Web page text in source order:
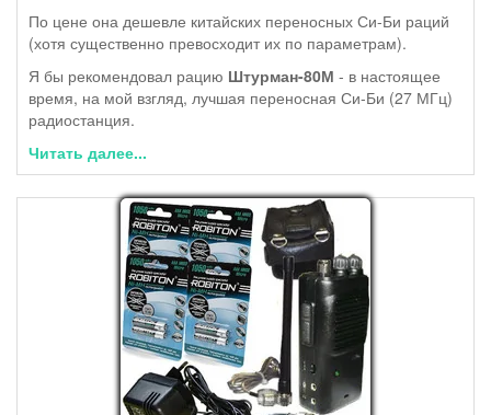
По цене она дешевле китайских переносных Си-Би раций
(хотя существенно превосходит их по параметрам).
Я бы рекомендовал рацию Штурман-80М - в настоящее
время, на мой взгляд, лучшая переносная Си-Би (27 МГц)
радиостанция.
Читать далее...